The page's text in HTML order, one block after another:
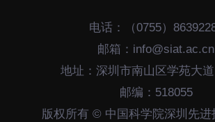
电话：（0755）
邮箱：info@siat.ac.cn
地址：深圳市南山区学苑大
邮编：518055
版权所有 © 中国科学院深圳先进